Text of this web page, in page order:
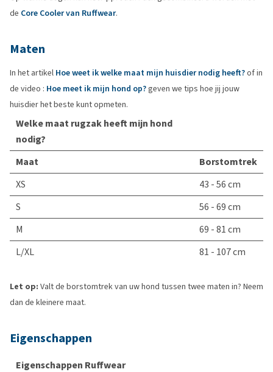
de Core Cooler van Ruffwear.
Maten
In het artikel Hoe weet ik welke maat mijn huisdier nodig heeft?of in
de video : Hoe meet ik mijn hond op?geven we tips hoe jij jouw
huisdier het beste kunt opmeten.
Welke maat rugzak heeft mijn hond
nodig?
Maat
Borstomtrek
XS
43 - 56 cm
S
56 - 69 cm
M
69 - 81 cm
L/XL
81 - 107 cm
Let op: Valt de borstomtrek van uw hond tussen twee maten in? Neem
dan de kleinere maat.
Eigenschappen
Eigenschappen Ruffwear